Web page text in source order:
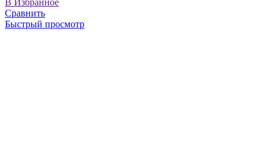
Сравнить
Быстрый просмотр